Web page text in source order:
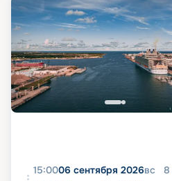
15:0006 сентября 2026вс 8